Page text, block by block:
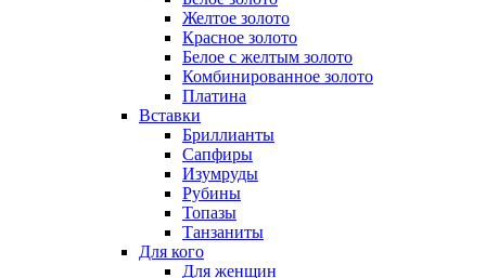
Желтое золото
Красное золото
Белое с желтым золото
Комбинированное золото
Платина
Вставки
Бриллианты
Сапфиры
Изумруды
Рубины
Топазы
Танзаниты
Для кого
Для женщин